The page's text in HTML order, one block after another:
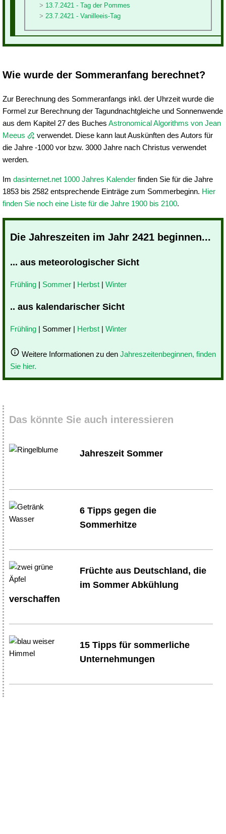
13.7.2421 - Tag der Pommes
23.7.2421 - Vanilleeis-Tag
Wie wurde der Sommeranfang berechnet?
Zur Berechnung des Sommeranfangs inkl. der Uhrzeit wurde die
Formel zur Berechnung der Tagundnachtgleiche und Sonnenwende
aus dem Kapitel 27 des Buches Astronomical Algorithms von Jean
Meeus
verwendet. Diese kann laut Auskünften des Autors für
die Jahre -1000 vor bzw. 3000 Jahre nach Christus verwendet
werden.
Im dasinternet.net 1000 Jahres Kalender finden Sie für die Jahre
1853 bis 2582 entsprechende Einträge zum Sommerbeginn. Hier
finden Sie noch eine Liste für die Jahre 1900 bis 2100.
Die Jahreszeiten im Jahr 2421 beginnen...
... aus meteorologischer Sicht
Frühling | Sommer | Herbst | Winter
.. aus kalendarischer Sicht
Frühling | Sommer | Herbst | Winter
Weitere Informationen zu den Jahreszeitenbeginnen, finden
Sie hier.
Das könnte Sie auch interessieren
Jahreszeit Sommer
6 Tipps gegen die
Sommerhitze
Früchte aus Deutschland, die
im Sommer Abkühlung
verschaffen
15 Tipps für sommerliche
Unternehmungen